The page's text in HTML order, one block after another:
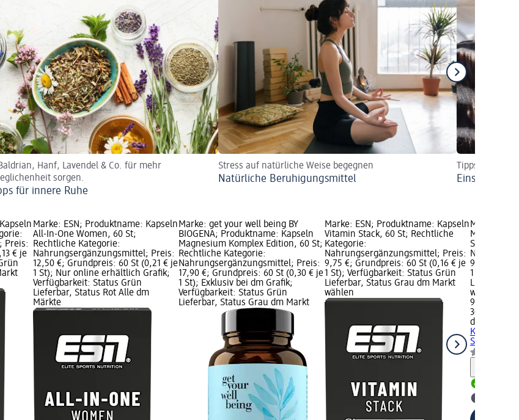
Hanf, Lavendel & Co. für mehr
sorgen.
für innere Ruhe
Stress auf natürliche Weise begegnen
Natürliche Beruhigungsmittel
Tipps &
Preis:
€ je
Marke: ESN; Produktname: Kapseln
All-In-One Women, 60 St;
Rechtliche Kategorie:
Nahrungsergänzungsmittel; Preis:
12,50 €; Grundpreis: 60 St (0,21 € je
1 St); Nur online erhältlich Grafik;
Verfügbarkeit: Status Grün
Lieferbar, Status Rot Alle dm
Märkte
Marke: get your well being BY
BIOGENA; Produktname: Kapseln
Magnesium Komplex Edition, 60 St;
Rechtliche Kategorie:
Nahrungsergänzungsmittel; Preis:
17,90 €; Grundpreis: 60 St (0,30 € je
1 St); Exklusiv bei dm Grafik;
Verfügbarkeit: Status Grün
Lieferbar, Status Grau dm Markt
Marke: ESN; Produktname: Kapseln
Vitamin Stack, 60 St; Rechtliche
Kategorie:
Nahrungsergänzungsmittel; Preis:
9,75 €; Grundpreis: 60 St (0,16 € je
1 St); Verfügbarkeit: Status Grün
Lieferbar, Status Grau dm Markt
wählen
Marke:
St;
9,95 €;
1 St);
Lieferbar,
wählen
9,95 €
30 St (0,33
doc
Kapseln, 30
St